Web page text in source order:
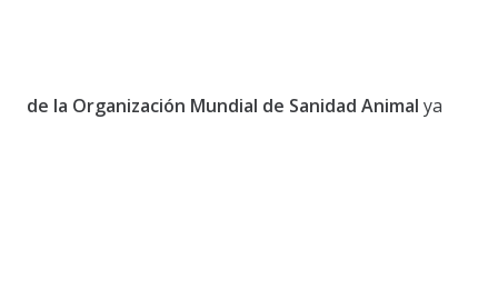
de la Organización Mundial de Sanidad Animal ya